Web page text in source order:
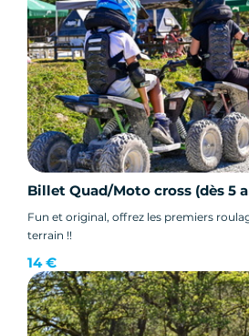
Billet Quad/Moto cross (dès 5
Fun et original, offrez les premiers
terrain !!
14 €